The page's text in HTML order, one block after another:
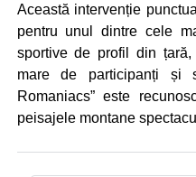
Această intervenție
pentru unul dintre cele
sportive de profil din
mare de participanți și
Romaniacs” este
peisajele montane